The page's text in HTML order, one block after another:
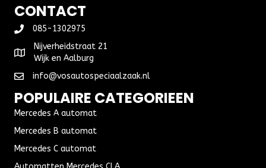
CONTACT
085-1302975
Nijverheidstraat 21
Wijk en Aalburg
info@vosautospeciaalzaak.nl
POPULAIRE CATEGORIEEN
Mercedes A automat
Mercedes B automat
Mercedes C automat